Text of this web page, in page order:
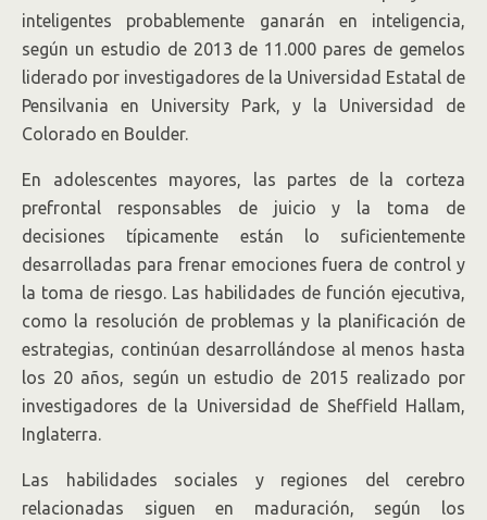
inteligentes probablemente ganarán en inteligencia,
según un estudio de 2013 de 11.000 pares de gemelos
liderado por investigadores de la Universidad Estatal de
Pensilvania en University Park, y la Universidad de
Colorado en Boulder.
En adolescentes mayores, las partes de la corteza
prefrontal responsables de juicio y la toma de
decisiones típicamente están lo suficientemente
desarrolladas para frenar emociones fuera de control y
la toma de riesgo. Las habilidades de función ejecutiva,
como la resolución de problemas y la planificación de
estrategias, continúan desarrollándose al menos hasta
los 20 años, según un estudio de 2015 realizado por
investigadores de la Universidad de Sheffield Hallam,
Inglaterra.
Las habilidades sociales y regiones del cerebro
relacionadas siguen en maduración, según los